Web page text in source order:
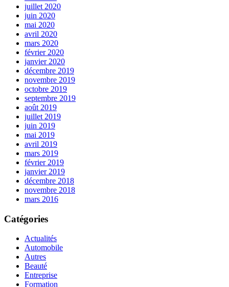
juillet 2020
juin 2020
mai 2020
avril 2020
mars 2020
février 2020
janvier 2020
décembre 2019
novembre 2019
octobre 2019
septembre 2019
août 2019
juillet 2019
juin 2019
mai 2019
avril 2019
mars 2019
février 2019
janvier 2019
décembre 2018
novembre 2018
mars 2016
Catégories
Actualités
Automobile
Autres
Beauté
Entreprise
Formation